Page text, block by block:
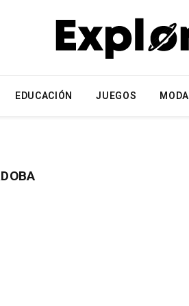
EDUCACIÓN JUEGOS MODA